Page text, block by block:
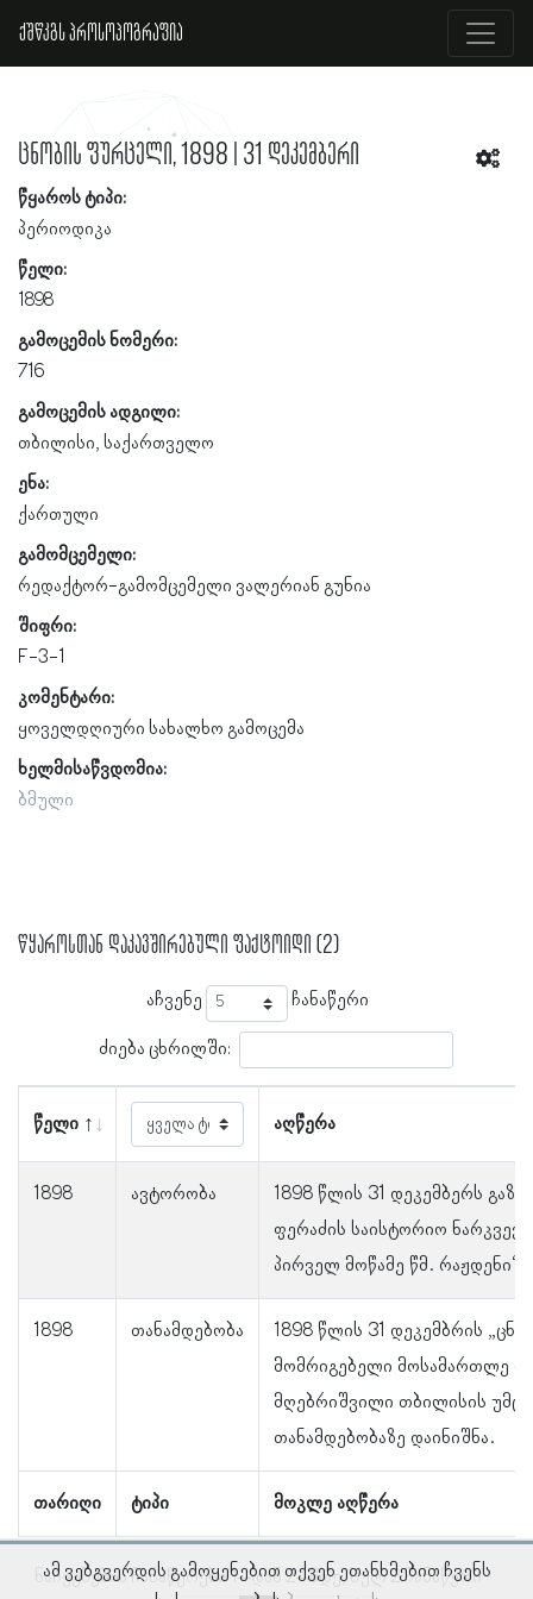
ქშწკგს პროსოპოგრაფია
ცნობის ფურცელი, 1898 | 31 დეკემბერი
წყაროს ტიპი:
პერიოდიკა
წელი:
1898
გამოცემის ნომერი:
716
გამოცემის ადგილი:
თბილისი, საქართველო
ენა:
ქართული
გამომცემელი:
რედაქტორ-გამომცემელი ვალერიან გუნია
შიფრი:
F-3-1
კომენტარი:
ყოველდღიური სახალხო გამოცემა
ხელმისაწვდომია:
ბმული
წყაროსთან დაკავშირებული ფაქტოიდი (2)
აჩვენე ჩანაწერი
ძიება ცხრილში:
წელი აღწერა
თარიღი ტიპი მოკლე აღწერა
1898 ავტორობა
1898 წლის 31 დეკემბერს
ფერაძის საისტორიო
პირველ მოწამე წმ. რაჟდენი“
1898 თანამდებობა
1898 წლის 31 დეკემბრის
მომრიგებელი მოსამართლე
მღებრიშვილი თბილისის
თანამდებობაზე დაინიშნა.
ნაჩვენებია ჩანაწერები 1–დან 2–მდე, სულ 2 ჩანაწერი
ამ ვებგვერდის გამოყენებით თქვენ ეთანხმებით ჩვენს